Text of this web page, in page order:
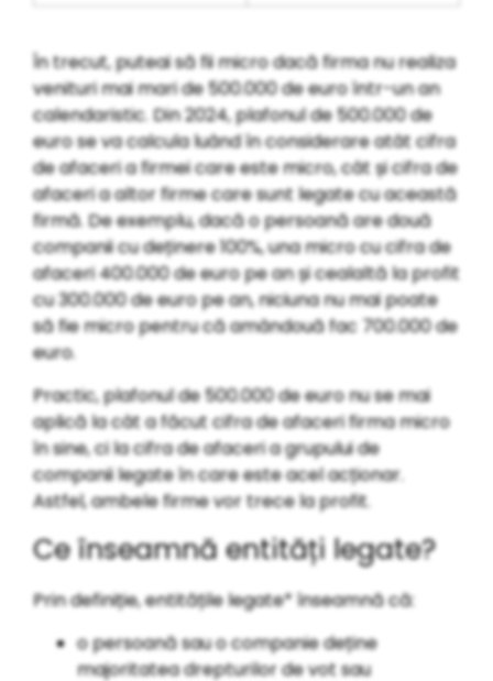
În trecut, puteai să fii micro dacă firma nu realiza
venituri mai mari de 500.000 de euro într-un an
calendaristic. Din 2024, plafonul de 500.000 de
euro se va calcula luând în considerare atât cifra
de afaceri a firmei care este micro, cât și cifra de
afaceri a altor firme care sunt legate cu această
firmă. De exemplu, dacă o persoană are două
companii cu deținere 100%, una micro cu cifra de
afaceri 400.000 de euro pe an și cealaltă la profit
cu 300.000 de euro pe an, niciuna nu mai poate
să fie micro pentru că amândouă fac 700.000 de
euro.
Practic, plafonul de 500.000 de euro nu se mai
aplică la cât a făcut cifra de afaceri firma micro
în sine, ci la cifra de afaceri a grupului de
companii legate în care este acel acționar.
Astfel, ambele firme vor trece la profit.
Ce înseamnă entități legate?
Prin definiție, entitățile legate* înseamnă că:
o persoană sau o companie deține
majoritatea drepturilor de vot sau